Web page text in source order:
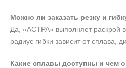
Можно ли заказать резку и
Да, «АСТРА» выполняет раскрой
радиус гибки зависит от сплава,
Какие сплавы доступны и чем